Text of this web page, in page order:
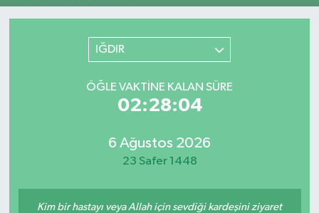
IĞDIR
ÖĞLE VAKTINE KALAN SÜRE
02:28:04
6 Ağustos 2026
23 Safer 1448
Kim bir hastayı veya Allah için sevdiği kardeşini ziyaret
Puan Durumu ve Fikstür
Tüm Manşetler